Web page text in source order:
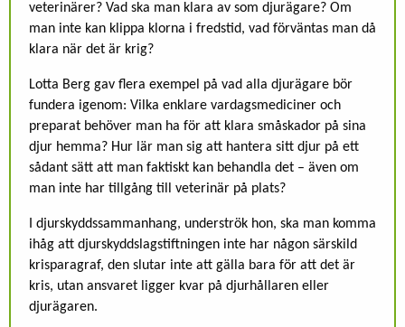
veterinärer? Vad ska man klara av som djurägare? Om
man inte kan klippa klorna i fredstid, vad förväntas man då
klara när det är krig?
Lotta Berg gav flera exempel på vad alla djurägare bör
fundera igenom: Vilka enklare vardagsmediciner och
preparat behöver man ha för att klara småskador på sina
djur hemma? Hur lär man sig att hantera sitt djur på ett
sådant sätt att man faktiskt kan behandla det – även om
man inte har tillgång till veterinär på plats?
I djurskyddssammanhang, underströk hon, ska man komma
ihåg att djurskyddslagstiftningen inte har någon särskild
krisparagraf, den slutar inte att gälla bara för att det är
kris, utan ansvaret ligger kvar på djurhållaren eller
djurägaren.